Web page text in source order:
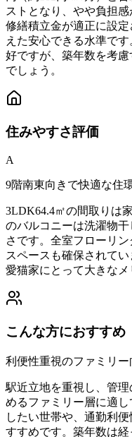
ストとなり、やや負担
修繕積立金が適正に設
えた安心できる水準で
好ですが、築年数を考
でしょう。
住みやすさ評価
A
9階南東向きで快適な住
3LDK64.4㎡の間取りは
のバルコニーは洗濯物
さです。全室フローリ
スペースも確保されて
愛猫家にとって大きなメ
こんな方におすすめ
利便性重視のファミリー
駅近立地を重視し、管
めるファミリー層に適
したい世帯や、通勤利
すすめです。築年数は